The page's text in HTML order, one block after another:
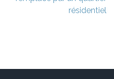
résidentiel